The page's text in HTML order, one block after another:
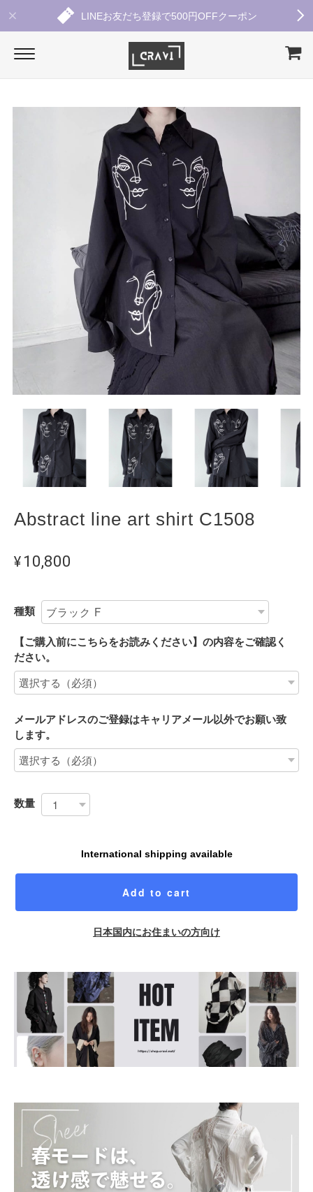
LINEお友だち登録で500円OFFクーポン
Abstract line art shirt C1508
¥10,800
種類
【ご購入前にこちらをお読みください】の内容をご確認く
ださい。
メールアドレスのご登録はキャリアメール以外でお願い致
します。
数量
International shipping available
Add to cart
日本国内にお住まいの方向け